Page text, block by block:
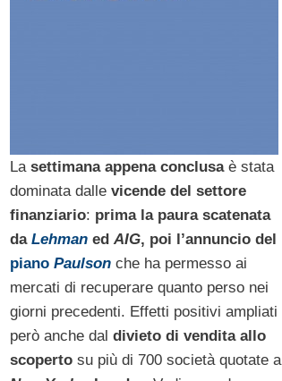
La settimana appena conclusaè stata
dominata dallevicende del settore
finanziario: prima la paura scatenata
da Lehmaned AIG, poi l’annuncio del
piano Paulson che ha permesso ai
mercati di recuperare quanto perso nei
giorni precedenti. Effetti positivi ampliati
però anche dal divieto di vendita allo
scopertosu più di 700 società quotate a